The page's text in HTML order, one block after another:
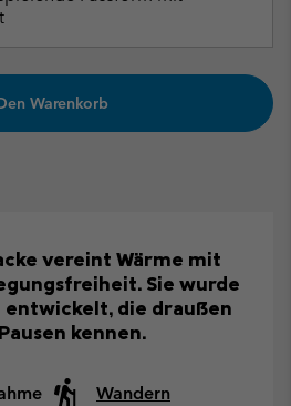
Warenkorb
vereint Wärme mit
Sie wurde
die draußen
kennen.
Wandern